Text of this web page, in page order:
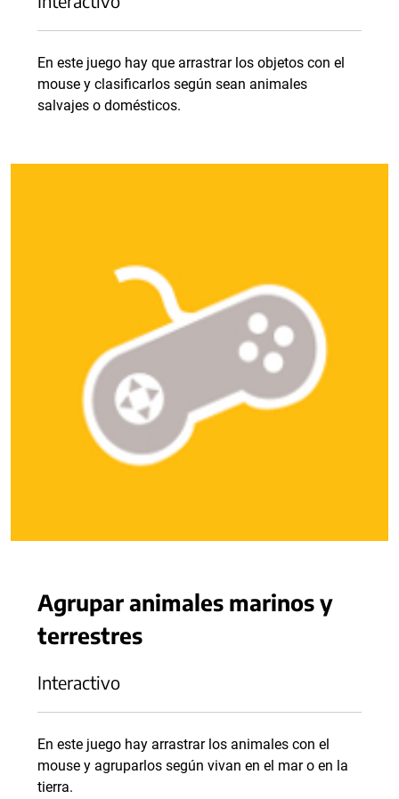
En este juego hay que arrastrar los objetos con el
mouse y clasificarlos según sean animales
salvajes o domésticos.
Agrupar animales marinos y
terrestres
Interactivo
En este juego hay arrastrar los animales con el
mouse y agruparlos según vivan en el mar o en la
tierra.